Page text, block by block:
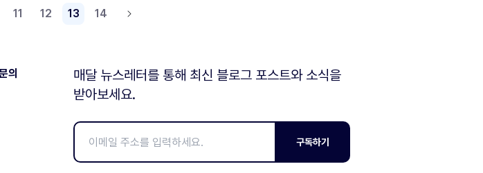
11 12 13 14
의
매달 뉴스레터를 통해 최신 블로그 포스트와 소식을
받아보세요.
구독하기